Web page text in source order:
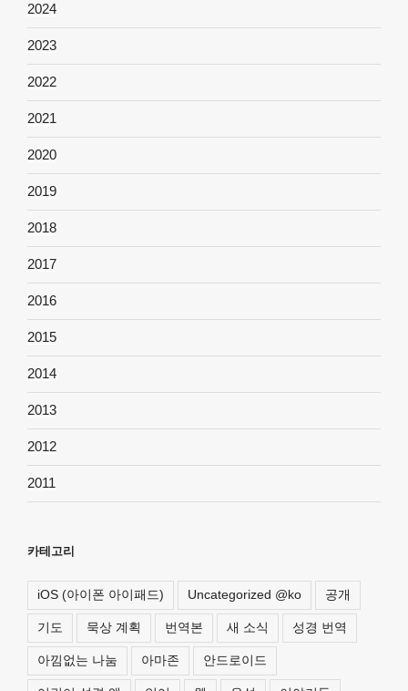
2024
2023
2022
2021
2020
2019
2018
2017
2016
2015
2014
2013
2012
2011
카테고리
iOS (아이폰 아이패드) Uncategorized @ko 공개
기도 묵상 계획 번역본 새 소식 성경 번역
아낌없는 나눔 아마존 안드로이드